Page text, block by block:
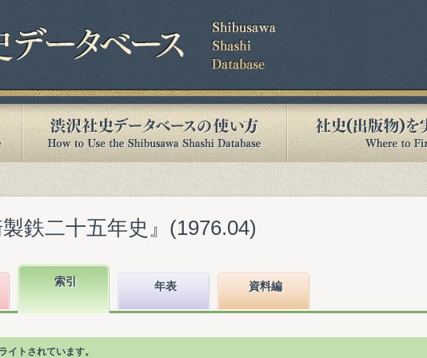
鉄二十五年史』(1976.04)
索引 年表 資料編
トされています。